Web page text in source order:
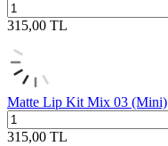
315,00 TL
Matte Lip Kit Mix 03 (Mini)
315,00 TL